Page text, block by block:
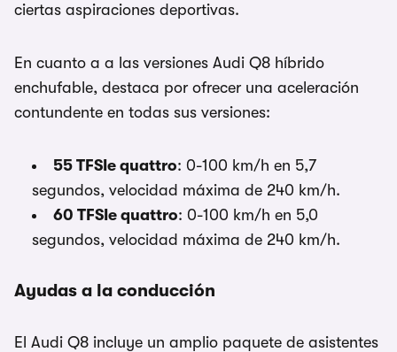
ciertas aspiraciones deportivas.
En cuanto a a las versiones Audi Q8 híbrido
enchufable, destaca por ofrecer una aceleración
contundente en todas sus versiones:
55 TFSIe quattro: 0-100 km/h en 5,7
segundos, velocidad máxima de 240 km/h.
60 TFSIe quattro: 0-100 km/h en 5,0
segundos, velocidad máxima de 240 km/h.
Ayudas a la conducción
El Audi Q8 incluye un amplio paquete de asistentes